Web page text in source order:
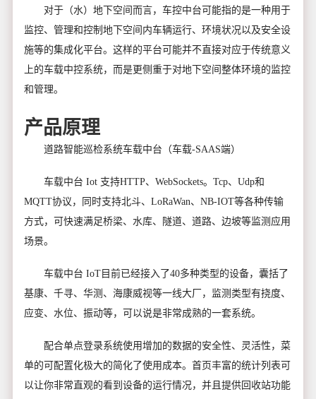
对于（水）地下空间而言，车控中台可能指的是一种用于
监控、管理和控制地下空间内车辆运行、环境状况以及安全设
施等的集成化平台。这样的平台可能并不直接对应于传统意义
上的车载中控系统，而是更侧重于对地下空间整体环境的监控
和管理。
产品原理
道路智能巡检系统车载中台（车载-SAAS端）
车载中台 Iot 支持HTTP、WebSockets。Tcp、Udp和
MQTT协议，同时支持北斗、LoRaWan、NB-IOT等各种传输
方式，可快速满足桥梁、水库、隧道、道路、边坡等监测应用
场景。
车载中台 IoT目前已经接入了40多种类型的设备，囊括了
基康、千寻、华测、海康威视等一线大厂，监测类型有挠度、
应变、水位、振动等，可以说是非常成熟的一套系统。
配合单点登录系统使用增加的数据的安全性、灵活性，菜
单的可配置化极大的简化了使用成本。首页丰富的统计列表可
以让你非常直观的看到设备的运行情况，并且提供回收站功能